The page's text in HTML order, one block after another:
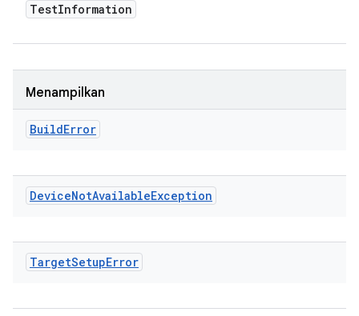
TestInformation
Menampilkan
BuildError
DeviceNotAvailableException
TargetSetupError